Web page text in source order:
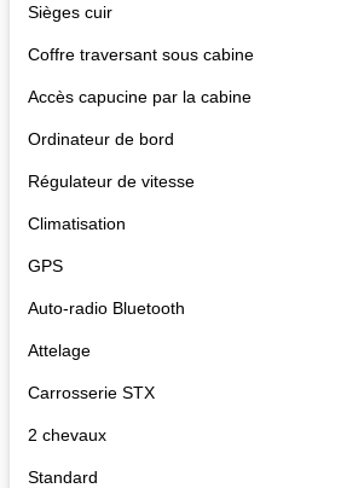
Sièges cuir
Coffre traversant sous cabine
Accès capucine par la cabine
Ordinateur de bord
Régulateur de vitesse
Climatisation
GPS
Auto-radio Bluetooth
Attelage
Carrosserie STX
2 chevaux
Standard